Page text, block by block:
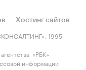
Хостинг сайтов
1995-
«РБК»
информации